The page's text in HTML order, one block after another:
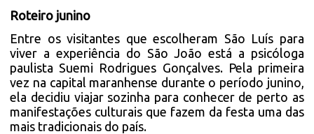
Roteiro junino
Entre os visitantes que escolheram São Luís para
viver a experiência do São João está a psicóloga
paulista Suemi Rodrigues Gonçalves. Pela primeira
vez na capital maranhense durante o período junino,
ela decidiu viajar sozinha para conhecer de perto as
manifestações culturais que fazem da festa uma das
mais tradicionais do país.